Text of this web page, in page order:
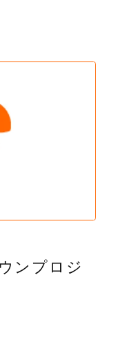
ンプロジ